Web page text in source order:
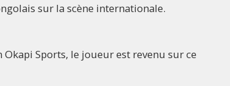
sur la scène internationale.
Sports, le joueur est revenu sur ce